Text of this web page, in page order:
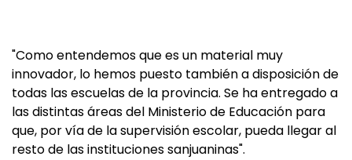
"Como entendemos que es un material muy
innovador, lo hemos puesto también a disposición de
todas las escuelas de la provincia. Se ha entregado a
las distintas áreas del Ministerio de Educación para
que, por vía de la supervisión escolar, pueda llegar al
resto de las instituciones sanjuaninas".